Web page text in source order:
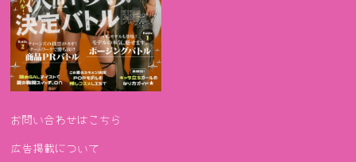
お問い合わせはこちら
広告掲載について